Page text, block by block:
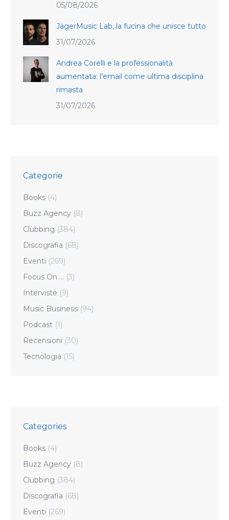
05/08/2026
JägerMusic Lab, la fucina che unisce tutto
31/07/2026
Andrea Corelli e la professionalità
aumentata: l’email come ultima disciplina
rimasta
31/07/2026
Categorie
Books (4)
Buzz Agency (8)
Clubbing (384)
Discografia (68)
Eventi (269)
Focus On … (3)
Interviste (9)
Music Business (94)
Podcast (1)
Recensioni (30)
Tecnologia (15)
Categories
Books (4)
Buzz Agency (8)
Clubbing (384)
Discografia (68)
Eventi (269)